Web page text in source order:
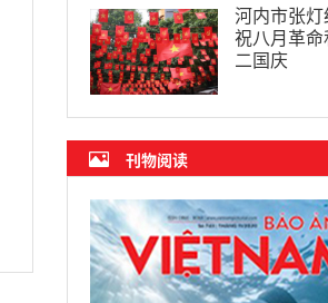
河内市张
祝八月革
二国庆
刊物阅读